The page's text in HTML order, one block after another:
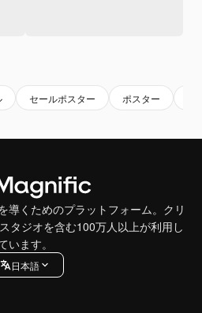
セールポスター ポスター
導くためのプラットフォーム。クリ
タジオを含む100万人以上が利用し
います。
日本語